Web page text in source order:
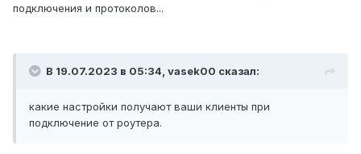
подключения и протоколов...
В 19.07.2023 в 05:34, vasek00 сказал:
какие настройки получают ваши клиенты при
подключение от роутера.